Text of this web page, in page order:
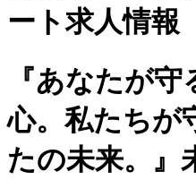
ート求人情報
『あなたが
心。私たちが
たの未来。』